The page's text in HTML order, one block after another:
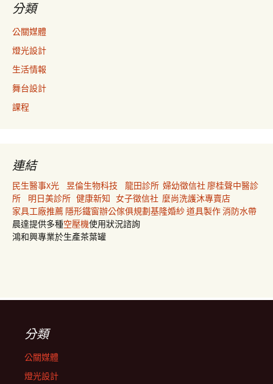
分類
公關媒體
燈光設計
生活情報
舞台設計
課程
連結
民生醫事X光 昱倫生物科技 龍田診所 婦幼徵信社 廖桂聲中醫診
所
明日美診所 健康新知 女子徵信社 麼尚洗護沐專賣店
家具工廠推薦 隱形鐵窗辦公傢俱規劃基隆婚紗道具製作消防水帶
晨達提供多種空壓機使用狀況諮詢
鴻和興專業於生產茶葉罐
分類
公關媒體
燈光設計